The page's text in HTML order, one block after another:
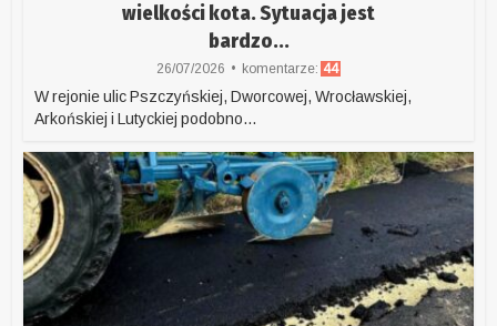
wielkości kota. Sytuacja jest
bardzo...
26/07/2026 komentarze: 44
W rejonie ulic Pszczyńskiej, Dworcowej, Wrocławskiej,
Arkońskiej i Lutyckiej podobno...